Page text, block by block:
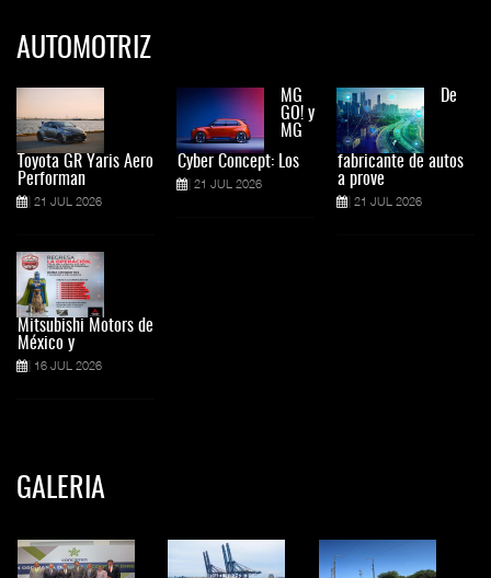
AUTOMOTRIZ
Toyota GR Yaris Aero
Performan
21 JUL 2026
Mitsubishi Motors de
México y
16 JUL 2026
MG
GO! y
MG
Cyber Concept: Los
21 JUL 2026
De
fabricante de autos
a prove
21 JUL 2026
GALERIA